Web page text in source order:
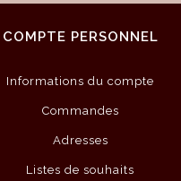
COMPTE PERSONNEL
Informations du compte
Commandes
Adresses
Listes de souhaits